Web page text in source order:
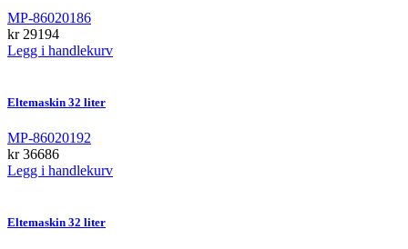
MP-86020186
kr29194
Legg i handlekurv
Eltemaskin 32 liter
MP-86020192
kr36686
Legg i handlekurv
Eltemaskin 32 liter